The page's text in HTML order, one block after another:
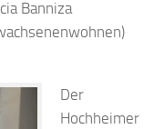
Banniza
Der
Hochheimer